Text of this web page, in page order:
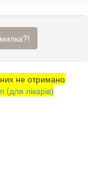
не отримано
(для лікарів)